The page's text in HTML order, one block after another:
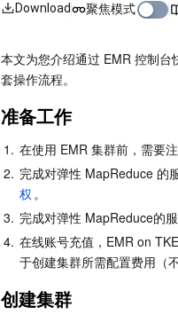
Download 聚焦模式
本文为您介绍通过 EMR 控制
套操作流程。
准备工作
1. 在使用 EMR 集群前，需要
2. 完成对弹性 MapReduce 的
权 。
3. 完成对弹性 MapReduce的
4. 在线账号充值，EMR on
于创建集群所需配置费用（
创建集群